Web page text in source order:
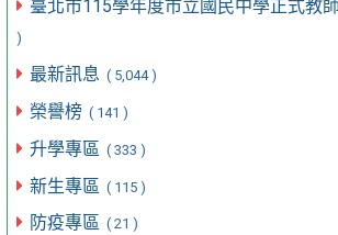
臺北市115學年度市立國民中學正式教
)
最新訊息 ( 5,044 )
榮譽榜 ( 141 )
升學專區 ( 333 )
新生專區 ( 115 )
防疫專區 ( 21 )